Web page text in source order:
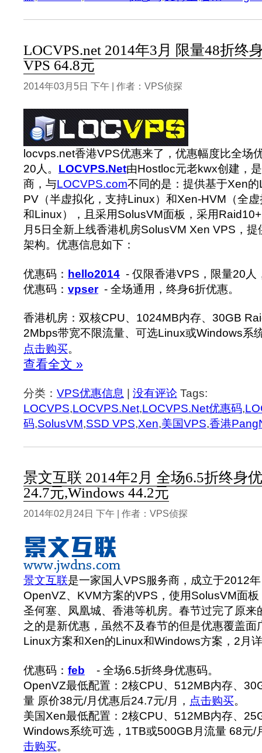
LOCVPS.net 2014年3月 限量48折终
VPS 64.8元
2014年03月5日 下午 | 作者：VPS侦探
locvps.net香港VPS优惠来了，优惠幅度比全场
20人。 LOCVPS.Net由Hostloc元老kwx创建，
商，与LOCVPS.com不同的是：提供基于Xen
PV（半虚拟化，支持Linux）和Xen-HVM（全
和Linux），
且采用SolusVM面板，采用
月5日全新上线香港机房SolusVM Xen VPS，
架构。优惠信息如下：
优惠码： hello2014 - 仅限香港VPS，限量20人
优惠码： vpser- 全场通用，终身6折优惠。
香港机房：双核CPU、1024MB内存、30GB
2Mbps带宽不限流量、可选Linux或Windows系
点击购买。
查看全文 »
分类： VPS优惠信息 | 没有评论 Tags:
LOCVPS,LOCVPS.Net,LOCVPS.Net优惠码,
码,SolusVM,SSD VPS,Xen,美国VPS,香港
景文互联 2014年2月 全场6.5折终身
24.7元,Windows 44.2元
2014年02月24日 下午 | 作者：VPS侦探
景文互联是一家国人VPS服务商，成立于2012
OpenVZ、KVM方案的VPS，使用SolusVM面
圣何塞、凤凰城、香港等机房。春节过完了原来
之的是新优惠，虽然不及春节的但是优惠覆盖
Linux方案和Xen的Linux和Windows方案，2月
优惠码： feb - 全场6.5折终身优惠码。
OpenVZ最低配置：2核CPU、512MB内存、
量 原价38元/月优惠后24.7元/月， 点击购买。
美国Xen最低配置：2核CPU、512MB内存、
Windows系统可选，1TB或500GB月流量 68元/
击购买。